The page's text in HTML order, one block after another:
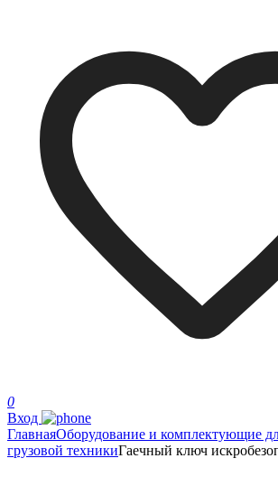
0
Вход
ГлавнаяОборудование и комплектующие
грузовой техникиГаечный ключ